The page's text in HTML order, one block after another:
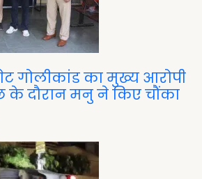
गोलीकांड का मुख्य आरोपी
के दौरान मनु ने किए चौंका